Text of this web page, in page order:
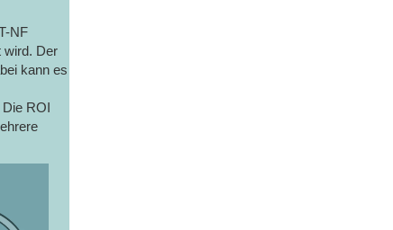
NF
wird. Der
kann es
ROI